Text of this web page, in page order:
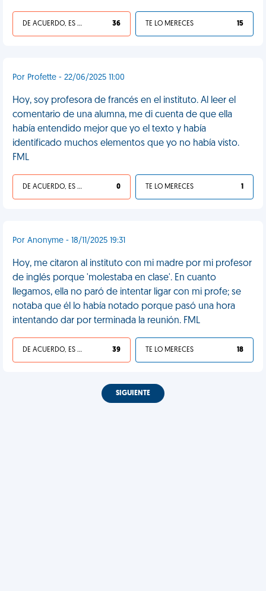
DE ACUERDO, ES UNA VIDA HP 36 TE LO MERECES 15
Por Profette - 22/06/2025 11:00
Hoy, soy profesora de francés en el instituto. Al leer el
comentario de una alumna, me di cuenta de que ella
había entendido mejor que yo el texto y había
identificado muchos elementos que yo no había visto.
FML
DE ACUERDO, ES UNA VIDA HP 0 TE LO MERECES 1
Por Anonyme - 18/11/2025 19:31
Hoy, me citaron al instituto con mi madre por mi profesor
de inglés porque 'molestaba en clase'. En cuanto
llegamos, ella no paró de intentar ligar con mi profe; se
notaba que él lo había notado porque pasó una hora
intentando dar por terminada la reunión. FML
DE ACUERDO, ES UNA VIDA HP 39 TE LO MERECES 18
SIGUIENTE